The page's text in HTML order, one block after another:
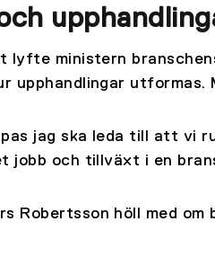
lyfte ministern
upphandlingar
jag ska leda till att vi
jobb och tillväxt i en
Robertsson höll med